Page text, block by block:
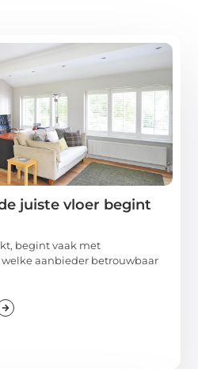
juiste vloer begint
begint vaak met
aanbieder betrouwbaar